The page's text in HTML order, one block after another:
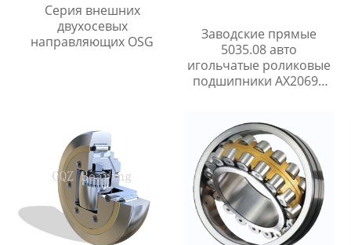
Серия внешних
двухосевых
направляющих OSG
Заводские прямые
5035.08 авто
игольчатые роликовые
подшипники AX20697